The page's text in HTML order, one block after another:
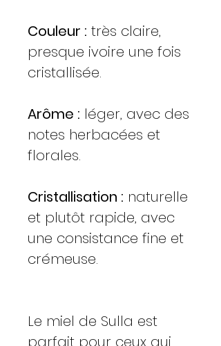
Couleur : très claire,
presque ivoire une fois
cristallisée.
Arôme : léger, avec des
notes herbacées et
florales.
Cristallisation : naturelle
et plutôt rapide, avec
une consistance fine et
crémeuse.
Le miel de Sulla est
parfait pour ceux qui